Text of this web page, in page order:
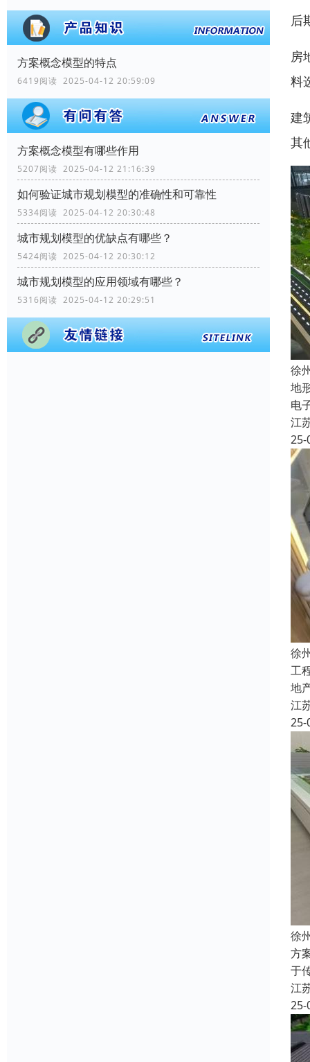
方案概念模型的特点
6419阅读 2025-04-12 20:59:09
方案概念模型有哪些作用
5207阅读 2025-04-12 21:16:39
如何验证城市规划模型的准确性和可靠性
5334阅读 2025-04-12 20:30:48
城市规划模型的优缺点有哪些？
5424阅读 2025-04-12 20:30:12
城市规划模型的应用领域有哪些？
5316阅读 2025-04-12 20:29:51
后
房
料
建
其
徐
地
电
江
25-
徐
工
地
江
25-
徐
方
于
江
25-